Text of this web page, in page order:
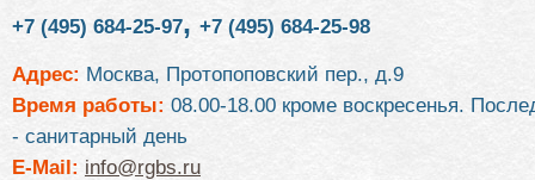
+7 (495) 684-25-97, +7 (495) 684-25-98
Адрес: Москва, Протопоповский пер., д.9
Время работы: 08.00-18.00 кроме воскресенья.
- санитарный день
E-Mail: info@rgbs.ru